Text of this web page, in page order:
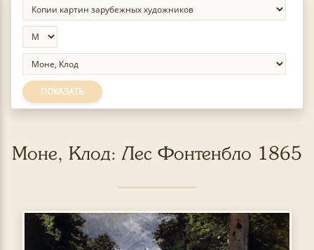
ПОКАЗАТЬ
Моне, Клод: Лес Фонтенбло 1865